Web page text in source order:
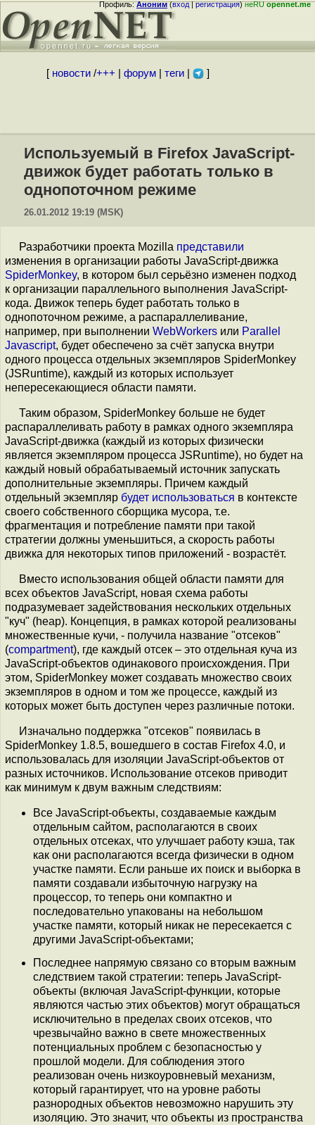
Профиль:Аноним(вход|регистрация)неRUopennet.me
[ новости/+++ форум| теги| ]
Используемый в Firefox JavaScript-
движок будет работать только в
однопоточном режиме
26.01.2012 19:19 (MSK)
Разработчики проекта Mozilla представили
изменения в организации работы JavaScript-движка
SpiderMonkey, в котором был серьёзно изменен подход
к организации параллельного выполнения JavaScript-
кода. Движок теперь будет работать только в
однопоточном режиме, а распараллеливание,
например, при выполнении WebWorkers или Parallel
Javascript, будет обеспечено за счёт запуска внутри
одного процесса отдельных экземпляров SpiderMonkey
(JSRuntime), каждый из которых использует
непересекающиеся области памяти.
Таким образом, SpiderMonkey больше не будет
распараллеливать работу в рамках одного экземпляра
JavaScript-движка (каждый из которых физически
является экземпляром процесса JSRuntime), но будет на
каждый новый обрабатываемый источник запускать
дополнительные экземпляры. Причем каждый
отдельный экземпляр будет использоваться в контексте
своего собственного сборщика мусора, т.е.
фрагментация и потребление памяти при такой
стратегии должны уменьшиться, а скорость работы
движка для некоторых типов приложений - возрастёт.
Вместо использования общей области памяти для
всех объектов JavaScript, новая схема работы
подразумевает задействования нескольких отдельных
"куч" (heap). Концепция, в рамках которой реализованы
множественные кучи, - получила название "отсеков"
(compartment), где каждый отсек – это отдельная куча из
JavaScript-объектов одинакового происхождения. При
этом, SpiderMonkey может создавать множество своих
экземпляров в одном и том же процессе, каждый из
которых может быть доступен через различные потоки.
Изначально поддержка "отсеков" появилась в
SpiderMonkey 1.8.5, вошедшего в состав Firefox 4.0, и
использовалась для изоляции JavaScript-объектов от
разных источников. Использование отсеков приводит
как минимум к двум важным следствиям:
Все JavaScript-объекты, создаваемые каждым
отдельным сайтом, располагаются в своих
отдельных отсеках, что улучшает работу кэша, так
как они располагаются всегда физически в одном
участке памяти. Если раньше их поиск и выборка в
памяти создавали избыточную нагрузку на
процессор, то теперь они компактно и
последовательно упакованы на небольшом
участке памяти, который никак не пересекается с
другими JavaScript-объектами;
Последнее напрямую связано со вторым важным
следствием такой стратегии: теперь JavaScript-
объекты (включая JavaScript-функции, которые
являются частью этих объектов) могут обращаться
исключительно в пределах своих отсеков, что
чрезвычайно важно в свете множественных
потенциальных проблем с безопасностью у
прошлой модели. Для соблюдения этого
реализован очень низкоуровневый механизм,
который гарантирует, что на уровне работы
разнородных объектов невозможно нарушить эту
изоляцию. Это значит, что объекты из пространства